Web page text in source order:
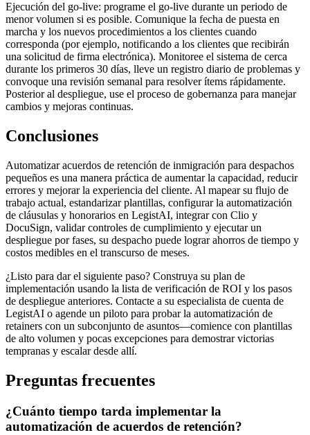
Ejecución del go-live: programe el go-live durante un periodo de
menor volumen si es posible. Comunique la fecha de puesta en
marcha y los nuevos procedimientos a los clientes cuando
corresponda (por ejemplo, notificando a los clientes que recibirán
una solicitud de firma electrónica). Monitoree el sistema de cerca
durante los primeros 30 días, lleve un registro diario de problemas y
convoque una revisión semanal para resolver ítems rápidamente.
Posterior al despliegue, use el proceso de gobernanza para manejar
cambios y mejoras continuas.
Conclusiones
Automatizar acuerdos de retención de inmigración para despachos
pequeños es una manera práctica de aumentar la capacidad, reducir
errores y mejorar la experiencia del cliente. Al mapear su flujo de
trabajo actual, estandarizar plantillas, configurar la automatización
de cláusulas y honorarios en LegistAI, integrar con Clio y
DocuSign, validar controles de cumplimiento y ejecutar un
despliegue por fases, su despacho puede lograr ahorros de tiempo y
costos medibles en el transcurso de meses.
¿Listo para dar el siguiente paso? Construya su plan de
implementación usando la lista de verificación de ROI y los pasos
de despliegue anteriores. Contacte a su especialista de cuenta de
LegistAI o agende un piloto para probar la automatización de
retainers con un subconjunto de asuntos—comience con plantillas
de alto volumen y pocas excepciones para demostrar victorias
tempranas y escalar desde allí.
Preguntas frecuentes
¿Cuánto tiempo tarda implementar la
automatización de acuerdos de retención?